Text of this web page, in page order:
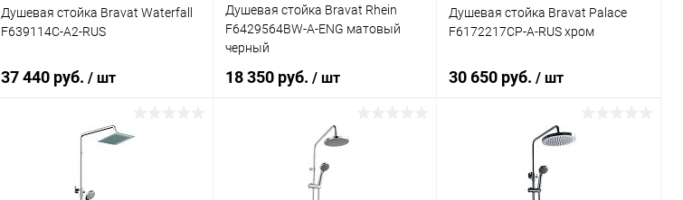
Душевая стойка Bravat Waterfall
F639114C-A2-RUS
37 440 руб. / шт
В корзину
Душевая стойка Bravat Rhein
F6429564BW-A-ENG матовый
черный
18 350 руб. / шт
В корзину
Душевая стойка Bravat Palace
F6172217CP-A-RUS хром
30 650 руб./ шт
В корзину